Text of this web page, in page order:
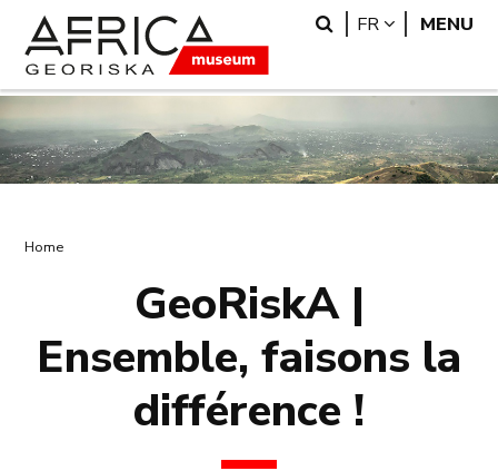
main
content
search
Search
FR LANGUAGE
MENU
Breadcrumb
Home
GeoRiskA |
Ensemble, faisons la
différence !